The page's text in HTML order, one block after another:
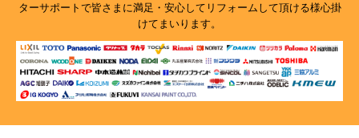
ターサポートで皆さまに満足・安心してリフォームして頂ける様心掛
けてまいります。